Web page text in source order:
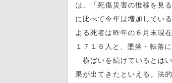
は、「死傷災害の推移を見
に比べて今年は増加してい
よる死者は昨年の６月末現
１７１６人と、墜落・転落
横ばいを続けているとは
果が出てきたといえる。法